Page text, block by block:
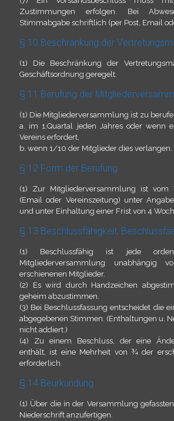
Zustimmungen erfolgen. Bei
Stimmabgabe schriftlich (per Post, Email
§ 10 Beschränkung der
(1) Die Beschränkung der
Geschäftsordnung geregelt.
§ 11 Berufung der
(1) Die Mitgliederversammlung ist zu
a. im 1.Quartal jeden Jahres oder wenn
Vereins erfordert,
b. wenn 1/10 der Mitglieder dies verlangen.
§ 12 Form der Berufung
(1) Zur Mitgliederversammlung ist vom
(Email oder Vereinszeitung) unter
und unter Einhaltung einer Frist von 4
§ 13 Beschlussfähigkeit,
(1) Beschlussfähig ist jede
Mitgliederversammlung
erschienenen Mitglieder.
(2) Es wird durch Handzeichen
geheim abzustimmen.
(3) Bei Beschlussfassung entscheidet die
abgegebenen Stimmen. (Enthaltungen u.
nicht addiert.)
(4) Zu einem Beschluss, der eine
enthält, ist eine Mehrheit von ¾ der
erforderlich.
§ 14 Beurkundung
(1) Über die in der Versammlung
Niederschrift anzufertigen.